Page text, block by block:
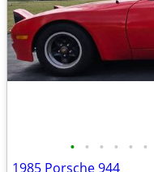
• • • • • •
1985 Porsche 944